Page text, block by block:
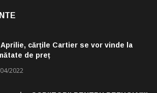
Aprilie, cărțile Cartier se vor vinde la
de preț
2022